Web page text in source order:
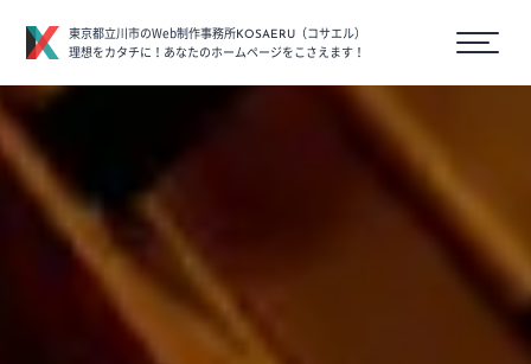
東京都立川市のWeb制作事務所KOSAERU
（コサエル）
理想をカタチに！あなたのホームページをこさえます！